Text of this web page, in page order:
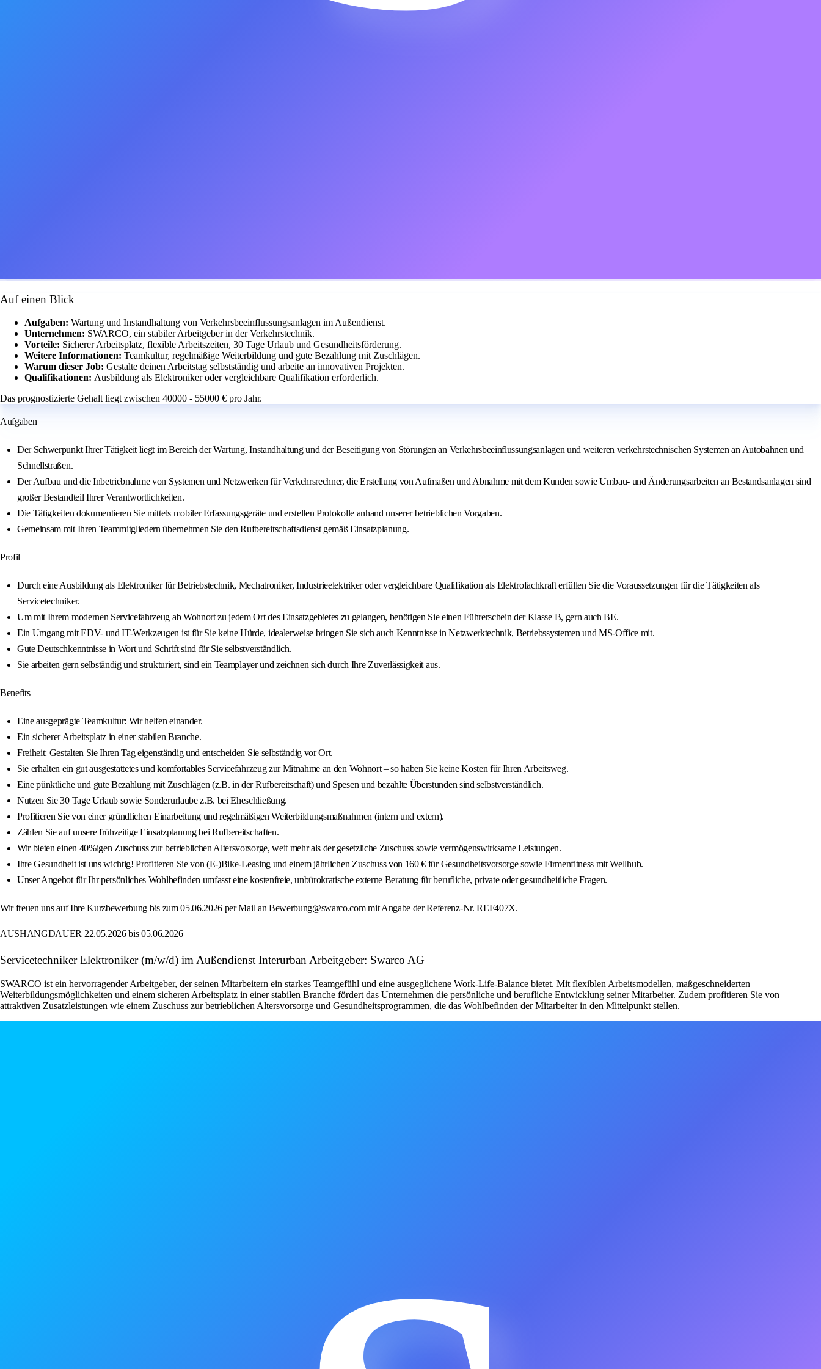
Auf einen Blick
Aufgaben: Wartung und Instandhaltung von Verkehrsbeeinflussungsanlagen im Außendienst.
Unternehmen: SWARCO, ein stabiler Arbeitgeber in der Verkehrstechnik.
Vorteile: Sicherer Arbeitsplatz, flexible Arbeitszeiten, 30 Tage Urlaub und Gesundheitsförderung.
Weitere Informationen: Teamkultur, regelmäßige Weiterbildung und gute Bezahlung mit Zuschlägen.
Warum dieser Job: Gestalte deinen Arbeitstag selbstständig und arbeite an innovativen Projekten.
Qualifikationen: Ausbildung als Elektroniker oder vergleichbare Qualifikation erforderlich.
Das prognostizierte Gehalt liegt zwischen 40000 - 55000 € pro Jahr.
Aufgaben
Der Schwerpunkt Ihrer Tätigkeit liegt im Bereich der Wartung, Instandhaltung und der Beseitigung von Störungen an Verkehrsbeeinflussungsanlagen und weiteren verkehrstechnischen Systemen an Autobahnen und
Schnellstraßen.
Der Aufbau und die Inbetriebnahme von Systemen und Netzwerken für Verkehrsrechner, die Erstellung von Aufmaßen und Abnahme mit dem Kunden sowie Umbau- und Änderungsarbeiten an Bestandsanlagen sind
großer Bestandteil Ihrer Verantwortlichkeiten.
Die Tätigkeiten dokumentieren Sie mittels mobiler Erfassungsgeräte und erstellen Protokolle anhand unserer betrieblichen Vorgaben.
Gemeinsam mit Ihren Teammitgliedern übernehmen Sie den Rufbereitschaftsdienst gemäß Einsatzplanung.
Profil
Durch eine Ausbildung als Elektroniker für Betriebstechnik, Mechatroniker, Industrieelektriker oder vergleichbare Qualifikation als Elektrofachkraft erfüllen Sie die Voraussetzungen für die Tätigkeiten als
Servicetechniker.
Um mit Ihrem modernen Servicefahrzeug ab Wohnort zu jedem Ort des Einsatzgebietes zu gelangen, benötigen Sie einen Führerschein der Klasse B, gern auch BE.
Ein Umgang mit EDV- und IT-Werkzeugen ist für Sie keine Hürde, idealerweise bringen Sie sich auch Kenntnisse in Netzwerktechnik, Betriebssystemen und MS-Office mit.
Gute Deutschkenntnisse in Wort und Schrift sind für Sie selbstverständlich.
Sie arbeiten gern selbständig und strukturiert, sind ein Teamplayer und zeichnen sich durch Ihre Zuverlässigkeit aus.
Benefits
Eine ausgeprägte Teamkultur: Wir helfen einander.
Ein sicherer Arbeitsplatz in einer stabilen Branche.
Freiheit: Gestalten Sie Ihren Tag eigenständig und entscheiden Sie selbständig vor Ort.
Sie erhalten ein gut ausgestattetes und komfortables Servicefahrzeug zur Mitnahme an den Wohnort – so haben Sie keine Kosten für Ihren Arbeitsweg.
Eine pünktliche und gute Bezahlung mit Zuschlägen (z.B. in der Rufbereitschaft) und Spesen und bezahlte Überstunden sind selbstverständlich.
Nutzen Sie 30 Tage Urlaub sowie Sonderurlaube z.B. bei Eheschließung.
Profitieren Sie von einer gründlichen Einarbeitung und regelmäßigen Weiterbildungsmaßnahmen (intern und extern).
Zählen Sie auf unsere frühzeitige Einsatzplanung bei Rufbereitschaften.
Wir bieten einen 40%igen Zuschuss zur betrieblichen Altersvorsorge, weit mehr als der gesetzliche Zuschuss sowie vermögenswirksame Leistungen.
Ihre Gesundheit ist uns wichtig! Profitieren Sie von (E-)Bike-Leasing und einem jährlichen Zuschuss von 160 € für Gesundheitsvorsorge sowie Firmenfitness mit Wellhub.
Unser Angebot für Ihr persönliches Wohlbefinden umfasst eine kostenfreie, unbürokratische externe Beratung für berufliche, private oder gesundheitliche Fragen.
Wir freuen uns auf Ihre Kurzbewerbung bis zum 05.06.2026 per Mail an Bewerbung@swarco.com mit Angabe der Referenz-Nr. REF407X.
AUSHANGDAUER 22.05.2026 bis 05.06.2026
Servicetechniker Elektroniker (m/w/d) im Außendienst Interurban Arbeitgeber: Swarco AG
SWARCO ist ein hervorragender Arbeitgeber, der seinen Mitarbeitern ein starkes Teamgefühl und eine ausgeglichene Work-Life-Balance bietet. Mit flexiblen Arbeitsmodellen, maßgeschneiderten
Weiterbildungsmöglichkeiten und einem sicheren Arbeitsplatz in einer stabilen Branche fördert das Unternehmen die persönliche und berufliche Entwicklung seiner Mitarbeiter. Zudem profitieren Sie von
attraktiven Zusatzleistungen wie einem Zuschuss zur betrieblichen Altersvorsorge und Gesundheitsprogrammen, die das Wohlbefinden der Mitarbeiter in den Mittelpunkt stellen.